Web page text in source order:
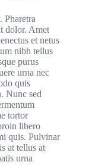
Pharetra
dolor. Amet
et netus
nibh tellus
purus
urna nec
quis
Nunc sed
tortor
libero
quis. Pulvinar
at tellus at
urna